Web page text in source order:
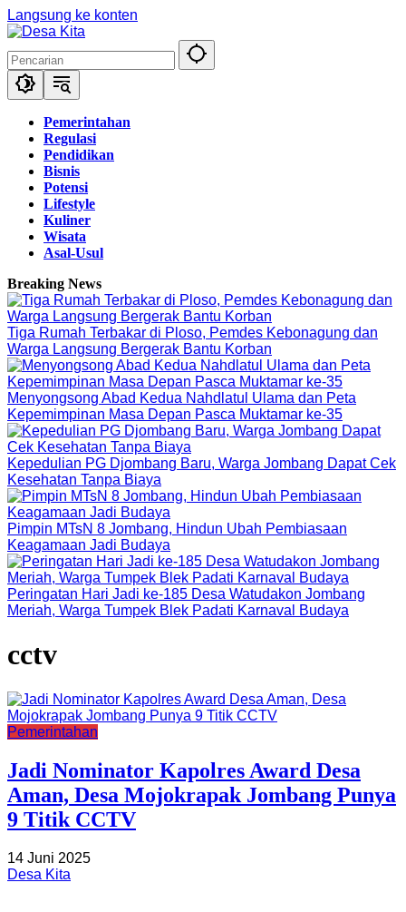
Langsung ke konten
Pemerintahan
Regulasi
Pendidikan
Bisnis
Potensi
Lifestyle
Kuliner
Wisata
Asal-Usul
Breaking News
Tiga Rumah Terbakar di Ploso, Pemdes Kebonagung dan
Warga Langsung Bergerak Bantu Korban
Menyongsong Abad Kedua Nahdlatul Ulama dan Peta
Kepemimpinan Masa Depan Pasca Muktamar ke-35
Kepedulian PG Djombang Baru, Warga Jombang Dapat Cek
Kesehatan Tanpa Biaya
Pimpin MTsN 8 Jombang, Hindun Ubah Pembiasaan
Keagamaan Jadi Budaya
Peringatan Hari Jadi ke-185 Desa Watudakon Jombang
Meriah, Warga Tumpek Blek Padati Karnaval Budaya
cctv
Pemerintahan
Jadi Nominator Kapolres Award Desa
Aman, Desa Mojokrapak Jombang Punya
9 Titik CCTV
14 Juni 2025
Desa Kita